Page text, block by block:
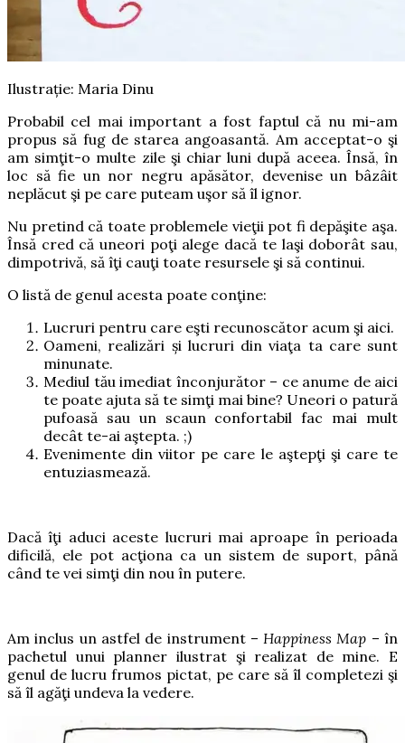
Ilustrație: Maria Dinu
Probabil cel mai important a fost faptul că nu mi-am
propus să fug de starea angoasantă. Am acceptat-o şi
am simţit-o multe zile şi chiar luni după aceea. Însă, în
loc să fie un nor negru apăsător, devenise un bâzâit
neplăcut şi pe care puteam uşor să îl ignor.
Nu pretind că toate problemele vieţii pot fi depăşite aşa.
Însă cred că uneori poţi alege dacă te laşi doborât sau,
dimpotrivă, să îţi cauţi toate resursele şi să continui.
O listă de genul acesta poate conţine:
Lucruri pentru care eşti recunoscător acum şi aici.
Oameni, realizări și lucruri din viaţa ta care sunt
minunate.
Mediul tău imediat înconjurător – ce anume de aici
te poate ajuta să te simţi mai bine? Uneori o patură
pufoasă sau un scaun confortabil fac mai mult
decât te-ai aştepta. ;)
Evenimente din viitor pe care le aştepţi şi care te
entuziasmează.
Dacă îţi aduci aceste lucruri mai aproape în perioada
dificilă, ele pot acţiona ca un sistem de suport, până
când te vei simţi din nou în putere.
Am inclus un astfel de instrument – Happiness Map – în
pachetul unui planner ilustrat şi realizat de mine. E
genul de lucru frumos pictat, pe care să îl completezi şi
să îl agăţi undeva la vedere.